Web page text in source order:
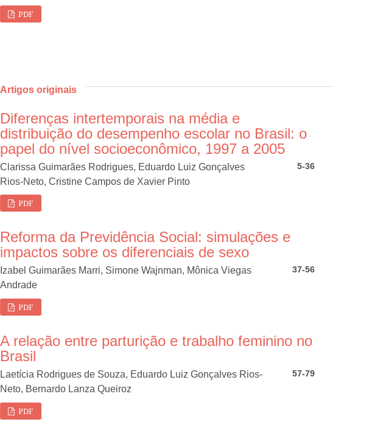
PDF
Artigos originais
Diferenças intertemporais na média e
distribuição do desempenho escolar no Brasil: o
papel do nível socioeconômico, 1997 a 2005
Clarissa Guimarães Rodrigues, Eduardo Luiz Gonçalves
Rios-Neto, Cristine Campos de Xavier Pinto
5-36
PDF
Reforma da Previdência Social: simulações e
impactos sobre os diferenciais de sexo
Izabel Guimarães Marri, Simone Wajnman, Mônica Viegas
Andrade
37-56
PDF
A relação entre parturição e trabalho feminino no
Brasil
Laetícia Rodrigues de Souza, Eduardo Luiz Gonçalves Rios-
Neto, Bernardo Lanza Queiroz
57-79
PDF